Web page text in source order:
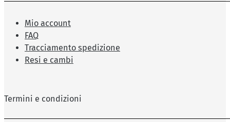
Mio account
FAQ
Tracciamento spedizione
Resi e cambi
Termini e condizioni